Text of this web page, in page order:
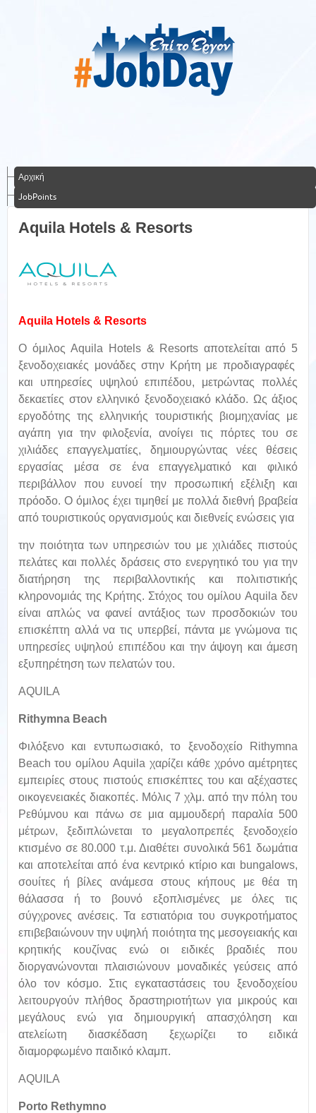
Αρχική
JobPoints
Aquila Hotels & Resorts
Aquila Hotels & Resorts
Ο όμιλος Aquila Hotels & Resorts αποτελείται από 5
ξενοδοχειακές μονάδες στην Κρήτη με προδιαγραφές
και υπηρεσίες υψηλού επιπέδου, μετρώντας πολλές
δεκαετίες στον ελληνικό ξενοδοχειακό κλάδο. Ως άξιος
εργοδότης της ελληνικής τουριστικής βιομηχανίας με
αγάπη για την φιλοξενία, ανοίγει τις πόρτες του σε
χιλιάδες επαγγελματίες, δημιουργώντας νέες θέσεις
εργασίας μέσα σε ένα επαγγελματικό και φιλικό
περιβάλλον που ευνοεί την προσωπική εξέλιξη και
πρόοδο. Ο όμιλος έχει τιμηθεί με πολλά διεθνή βραβεία
από τουριστικούς οργανισμούς και διεθνείς ενώσεις για
την ποιότητα των υπηρεσιών του με χιλιάδες πιστούς
πελάτες και πολλές δράσεις στο ενεργητικό του για την
διατήρηση της περιβαλλοντικής και πολιτιστικής
κληρονομιάς της Κρήτης. Στόχος του ομίλου Aquila δεν
είναι απλώς να φανεί αντάξιος των προσδοκιών του
επισκέπτη αλλά να τις υπερβεί, πάντα με γνώμονα τις
υπηρεσίες υψηλού επιπέδου και την άψογη και άμεση
εξυπηρέτηση των πελατών του.
AQUILA
Rithymna Beach
Φιλόξενο και εντυπωσιακό, το ξενοδοχείο Rithymna
Beach του ομίλου Aquila χαρίζει κάθε χρόνο αμέτρητες
εμπειρίες στους πιστούς επισκέπτες του και αξέχαστες
οικογενειακές διακοπές. Μόλις 7 χλμ. από την πόλη του
Ρεθύμνου και πάνω σε μια αμμουδερή παραλία 500
μέτρων, ξεδιπλώνεται το μεγαλοπρεπές ξενοδοχείο
κτισμένο σε 80.000 τ.μ. Διαθέτει συνολικά 561 δωμάτια
και αποτελείται από ένα κεντρικό κτίριο και bungalows,
σουίτες ή βίλες ανάμεσα στους κήπους με θέα τη
θάλασσα ή το βουνό εξοπλισμένες με όλες τις
σύγχρονες ανέσεις. Τα εστιατόρια του συγκροτήματος
επιβεβαιώνουν την υψηλή ποιότητα της μεσογειακής και
κρητικής κουζίνας ενώ οι ειδικές βραδιές που
διοργανώνονται πλαισιώνουν μοναδικές γεύσεις από
όλο τον κόσμο. Στις εγκαταστάσεις του ξενοδοχείου
λειτουργούν πλήθος δραστηριοτήτων για μικρούς και
μεγάλους ενώ για δημιουργική απασχόληση και
ατελείωτη διασκέδαση ξεχωρίζει το ειδικά
διαμορφωμένο παιδικό κλαμπ.
AQUILA
Porto Rethymno